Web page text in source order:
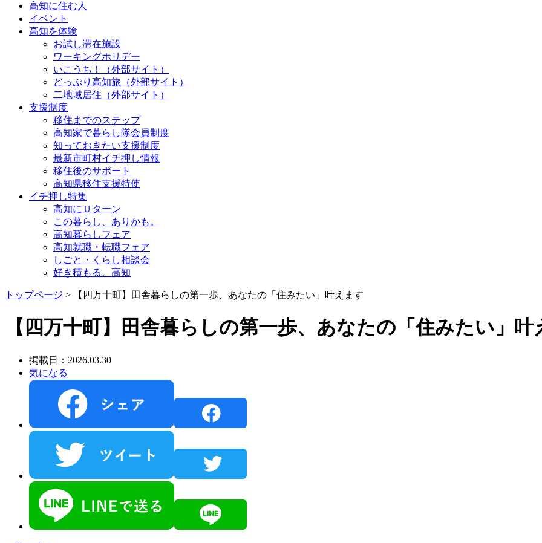
高知に住む人
イベント
高知を体験
お試し滞在施設
ワーキングホリデー
いこうち！（外部サイト）
どっぷり高知旅（外部サイト）
二地域居住（外部サイト）
支援制度
移住までのステップ
高知家で暮らし隊会員制度
知っておきたい支援制度
最新市町村イチ押し情報
移住後のサポート
高知県移住支援特使
イチ押し特集
高知にＵターン
この暮らし、ありかも。
高知暮らしフェア
高知就職・転職フェア
しごと・くらし相談会
好き積もる、高知
トップページ > 【四万十町】田舎暮らしの第一歩、あなたの「住みたい」叶えます
【四万十町】田舎暮らしの第一歩、あなたの「住みたい」叶
掲載日：2026.03.30
気になる